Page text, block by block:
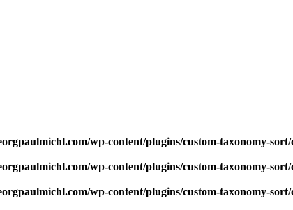
wp-content/plugins/custom-taxonomy-
wp-content/plugins/custom-taxonomy-
wp-content/plugins/custom-taxonomy-